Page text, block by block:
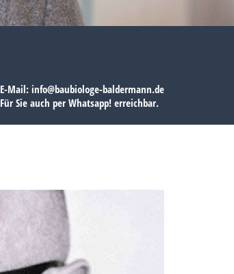
E-Mail: info@baubiologe-baldermann.de
Für Sie auch per Whatsapp! erreichbar.